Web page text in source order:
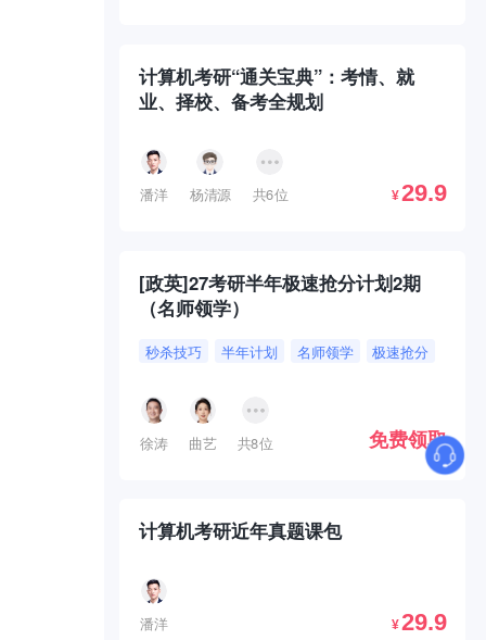
计算机考研“通关宝典”：考情、就
业、择校、备考全规划
潘洋 杨清源 共6位 ¥29.9
[政英]27考研半年极速抢分计划2期
（名师领学）
秒杀技巧 半年计划 名师领学 极速抢分
徐涛 曲艺 共8位 免费领取
计算机考研近年真题课包
潘洋 ¥29.9